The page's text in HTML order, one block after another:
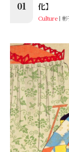
01
化】
Culture 彬